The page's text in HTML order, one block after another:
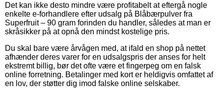
Det kan ikke desto mindre være profitabelt at eftergå nogle
enkelte e-forhandlere efter udsalg på Blåbærpulver fra
Superfruit – 90 gram forinden du handler, således at man er
skråsikker på at opnå den mindst kostelige pris.
Du skal bare være årvågen med, at ifald en shop på nettet
afhænder deres varer for en udsalgspris der anses for helt
ekstremt billig, bør det ofte være et fingerpeg om en falsk
online forretning. Betalinger med kort er heldigvis omfattet af
en lov, der støtter dig imod falske online selskaber.